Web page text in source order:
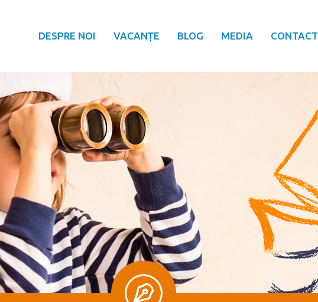
DESPRE NOI VACANȚE BLOG MEDIA CONTACT